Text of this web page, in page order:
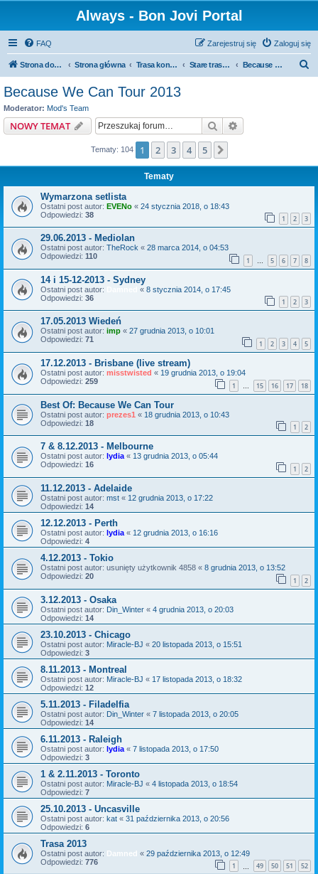
Always - Bon Jovi Portal
FAQ Zaloguj się
Zarejestruj się
Strona domowa Strona główna Trasa koncertowa Stare trasy koncertowe Because We Can Tour 2013
Because We Can Tour 2013
Moderator: Mod's Team
NOWY TEMAT Szukaj
Tematy: 104 1 2 3 4 5
Tematy
Wymarzona setlista
Ostatni post autor: EVENo « 24 stycznia 2018, o 18:43
Odpowiedzi: 38 1 2 3
29.06.2013 - Mediolan
Ostatni post autor: TheRock « 28 marca 2014, o 04:53
Odpowiedzi: 110 1 … 5 6 7 8
14 i 15-12-2013 - Sydney
Ostatni post autor: « 8 stycznia 2014, o 17:45
Odpowiedzi: 36 1 2 3
17.05.2013 Wiedeń
Ostatni post autor: imp « 27 grudnia 2013, o 10:01
Odpowiedzi: 71 1 2 3 4 5
17.12.2013 - Brisbane (live stream)
Ostatni post autor: misstwisted « 19 grudnia 2013, o 19:04
Odpowiedzi: 259 1 … 15 16 17 18
Best Of: Because We Can Tour
Ostatni post autor: prezes1 « 18 grudnia 2013, o 10:43
Odpowiedzi: 18 1 2
7 & 8.12.2013 - Melbourne
Ostatni post autor: lydia « 13 grudnia 2013, o 05:44
Odpowiedzi: 16 1 2
11.12.2013 - Adelaide
Ostatni post autor: mst « 12 grudnia 2013, o 17:22
Odpowiedzi: 14
12.12.2013 - Perth
Ostatni post autor: lydia « 12 grudnia 2013, o 16:16
Odpowiedzi: 4
4.12.2013 - Tokio
Ostatni post autor: usunięty użytkownik 4858 « 8 grudnia 2013, o 13:52
Odpowiedzi: 20 1 2
3.12.2013 - Osaka
Ostatni post autor: Din_Winter « 4 grudnia 2013, o 20:03
Odpowiedzi: 14
23.10.2013 - Chicago
Ostatni post autor: Miracle-BJ « 20 listopada 2013, o 15:51
Odpowiedzi: 3
8.11.2013 - Montreal
Ostatni post autor: Miracle-BJ « 17 listopada 2013, o 18:32
Odpowiedzi: 12
5.11.2013 - Filadelfia
Ostatni post autor: Din_Winter « 7 listopada 2013, o 20:05
Odpowiedzi: 14
6.11.2013 - Raleigh
Ostatni post autor: lydia « 7 listopada 2013, o 17:50
Odpowiedzi: 3
1 & 2.11.2013 - Toronto
Ostatni post autor: Miracle-BJ « 4 listopada 2013, o 18:54
Odpowiedzi: 7
25.10.2013 - Uncasville
Ostatni post autor: kat « 31 października 2013, o 20:56
Odpowiedzi: 6
Trasa 2013
Ostatni post autor: Damned « 29 października 2013, o 12:49
Odpowiedzi: 776 1 49 50 51 52